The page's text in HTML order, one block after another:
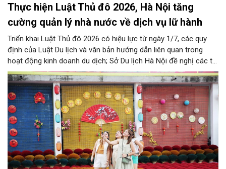
Thực hiện Luật Thủ đô 2026, Hà Nội tăng
cường quản lý nhà nước về dịch vụ lữ hành
Triển khai Luật Thủ đô 2026 có hiệu lực từ ngày 1/7, các quy
định của Luật Du lịch và văn bản hướng dẫn liên quan trong
hoạt động kinh doanh du dịch; Sở Du lịch Hà Nội đề nghị các tổ
chức, đơn vị, doanh nghiệp kinh doanh dịch vụ lữ hành trên địa
bàn thành phố thực hiện một số nội dung quan trọng. Qua đó
góp phần thực hiện thắng lợi các mục tiêu phát triển du lịch Hà
Nội năm 2026 và giai đoạn tiếp theo.